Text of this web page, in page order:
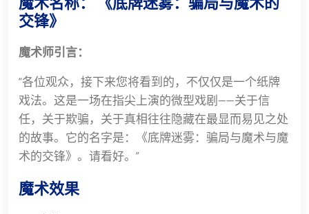
交锋》
魔术师引言：
“各位观众，接下来您将看到的，不仅仅是一个纸牌
戏法。这是一场在指尖上演的微型戏剧——关于信
任，关于欺骗，关于真相往往隐藏在最显而易见之处
的故事。它的名字是：《底牌迷雾：骗局与魔术与魔
术的交锋》。请看好。”
魔术效果